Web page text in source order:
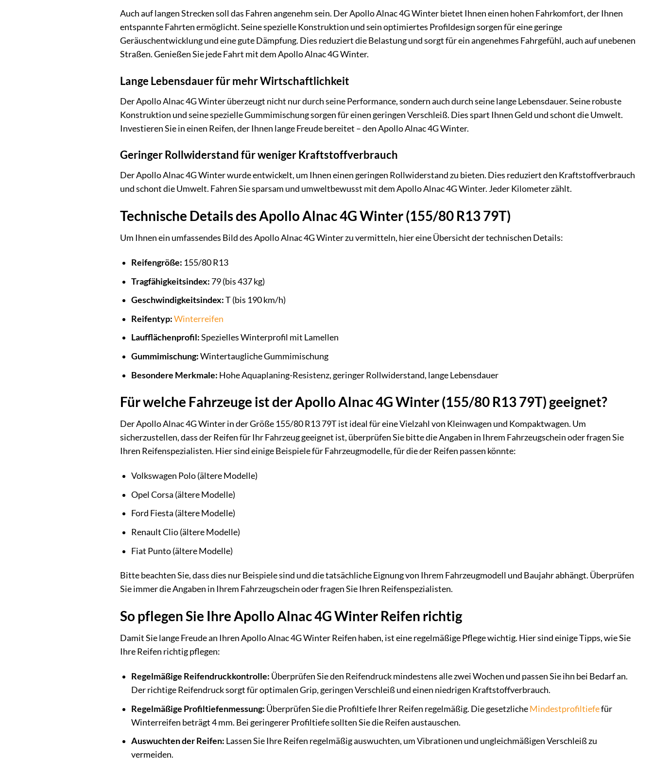
Auch auf langen Strecken soll das Fahren angenehm sein. Der Apollo Alnac 4G Winter bietet Ihnen einen hohen Fahrkomfort, der Ihnen
entspannte Fahrten ermöglicht. Seine spezielle Konstruktion und sein optimiertes Profildesign sorgen für eine geringe
Geräuschentwicklung und eine gute Dämpfung. Dies reduziert die Belastung und sorgt für ein angenehmes Fahrgefühl, auch auf unebenen
Straßen. Genießen Sie jede Fahrt mit dem Apollo Alnac 4G Winter.
Lange Lebensdauer für mehr Wirtschaftlichkeit
Der Apollo Alnac 4G Winter überzeugt nicht nur durch seine Performance, sondern auch durch seine lange Lebensdauer. Seine robuste
Konstruktion und seine spezielle Gummimischung sorgen für einen geringen Verschleiß. Dies spart Ihnen Geld und schont die Umwelt.
Investieren Sie in einen Reifen, der Ihnen lange Freude bereitet – den Apollo Alnac 4G Winter.
Geringer Rollwiderstand für weniger Kraftstoffverbrauch
Der Apollo Alnac 4G Winter wurde entwickelt, um Ihnen einen geringen Rollwiderstand zu bieten. Dies reduziert den Kraftstoffverbrauch
und schont die Umwelt. Fahren Sie sparsam und umweltbewusst mit dem Apollo Alnac 4G Winter. Jeder Kilometer zählt.
Technische Details des Apollo Alnac 4G Winter (155/80 R13 79T)
Um Ihnen ein umfassendes Bild des Apollo Alnac 4G Winter zu vermitteln, hier eine Übersicht der technischen Details:
Reifengröße: 155/80 R13
Tragfähigkeitsindex: 79 (bis 437 kg)
Geschwindigkeitsindex:T (bis 190 km/h)
Reifentyp:Winterreifen
Laufflächenprofil:Spezielles Winterprofil mit Lamellen
Gummimischung:Wintertaugliche Gummimischung
Besondere Merkmale: Hohe Aquaplaning-Resistenz, geringer Rollwiderstand, lange Lebensdauer
Für welche Fahrzeuge ist der Apollo Alnac 4G Winter (155/80 R13 79T) geeignet?
Der Apollo Alnac 4G Winter in der Größe 155/80 R13 79T ist ideal für eine Vielzahl von Kleinwagen und Kompaktwagen. Um
sicherzustellen, dass der Reifen für Ihr Fahrzeug geeignet ist, überprüfen Sie bitte die Angaben in Ihrem Fahrzeugschein oder fragen Sie
Ihren Reifenspezialisten. Hier sind einige Beispiele für Fahrzeugmodelle, für die der Reifen passen könnte:
Volkswagen Polo (ältere Modelle)
Opel Corsa (ältere Modelle)
Ford Fiesta (ältere Modelle)
Renault Clio (ältere Modelle)
Fiat Punto (ältere Modelle)
Bitte beachten Sie, dass dies nur Beispiele sind und die tatsächliche Eignung von Ihrem Fahrzeugmodell und Baujahr abhängt. Überprüfen
Sie immer die Angaben in Ihrem Fahrzeugschein oder fragen Sie Ihren Reifenspezialisten.
So pflegen Sie Ihre Apollo Alnac 4G Winter Reifen richtig
Damit Sie lange Freude an Ihren Apollo Alnac 4G Winter Reifen haben, ist eine regelmäßige Pflege wichtig. Hier sind einige Tipps, wie Sie
Ihre Reifen richtig pflegen:
Regelmäßige Reifendruckkontrolle: Überprüfen Sie den Reifendruck mindestens alle zwei Wochen und passen Sie ihn bei Bedarf an.
Der richtige Reifendruck sorgt für optimalen Grip, geringen Verschleiß und einen niedrigen Kraftstoffverbrauch.
Regelmäßige Profiltiefenmessung: Überprüfen Sie die Profiltiefe Ihrer Reifen regelmäßig. Die gesetzlicheMindestprofiltiefefür
Winterreifen beträgt 4 mm. Bei geringerer Profiltiefe sollten Sie die Reifen austauschen.
Auswuchten der Reifen: Lassen Sie Ihre Reifen regelmäßig auswuchten, um Vibrationen und ungleichmäßigen Verschleiß zu
vermeiden.